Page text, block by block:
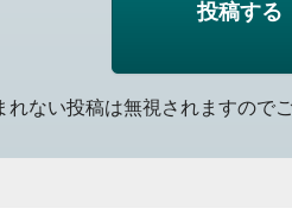
れない投稿は無視されますので